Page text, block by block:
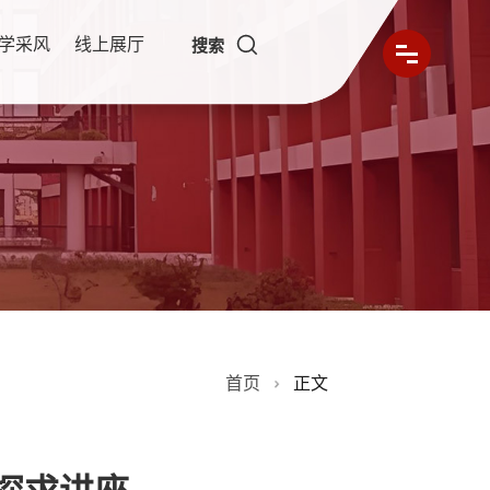
采风 线上展厅 搜索
首页 正文